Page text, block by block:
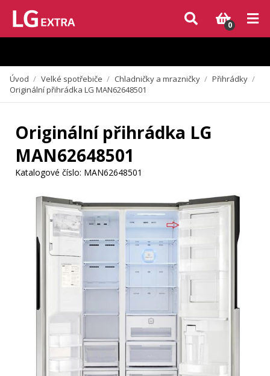
Vzhledem k aktuální situaci se může dodání dílů, které nejsou skladem,
zpozdit. Děkujeme za pochopení.
0
Úvod / Velké spotřebiče / Chladničky a mrazničky / Přihrádky /
Originální přihrádka LG MAN62648501
Originální přihrádka LG
MAN62648501
Katalogové číslo: MAN62648501